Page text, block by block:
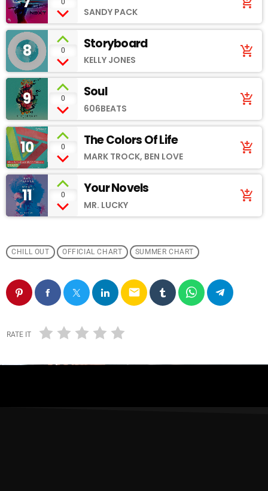
0
SANDY PACK
8 0 Storyboard
KELLY JONES
add_shopping_cart
9 0 Soul
606BEATS
add_shopping_cart
10 0 The Colors Of Life
MARK TROCK, BEN LOVE
add_shopping_cart
11 0 Your Novels
MR. LUCKY
add_shopping_cart
CHILL OUT OFFICIAL CHART SUMMER CHART
email
RATE IT